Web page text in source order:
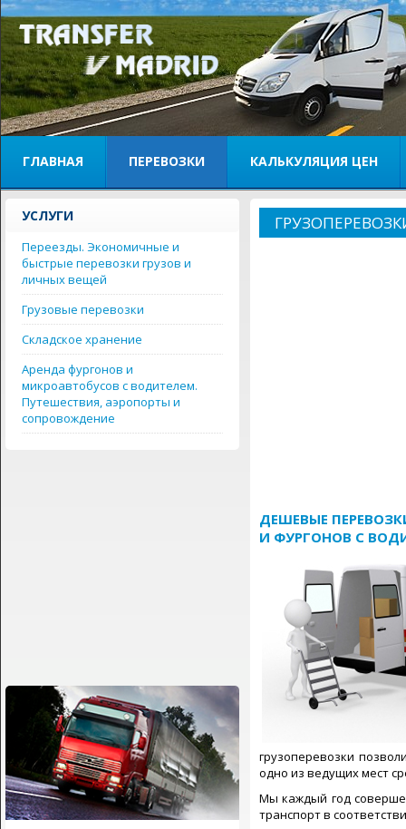
ГЛАВНАЯ ПЕРЕВОЗКИ КАЛЬКУЛЯЦИЯ ЦЕН
УСЛУГИ
Переезды. Экономичные и
быстрые перевозки грузов и
личных вещей
Грузовые перевозки
Складское хранение
Аренда фургонов и
микроавтобусов с водителем.
Путешествия, аэропорты и
сопровождение
ДЕШЕВЫЕ
И ФУРГОНОВ С
грузоперевозки
одно из ведущих мест
Мы каждый год
транспорт в